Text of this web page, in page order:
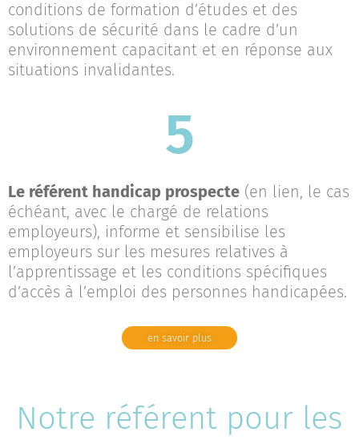
conditions de formation d’études et des
solutions de sécurité dans le cadre d’un
environnement capacitant et en réponse aux
situations invalidantes.
5
Le référent handicap prospecte (en lien, le cas
échéant, avec le chargé de relations
employeurs), informe et sensibilise les
employeurs sur les mesures relatives à
l’apprentissage et les conditions spécifiques
d’accès à l’emploi des personnes handicapées.
en savoir plus
Notre référent pour les